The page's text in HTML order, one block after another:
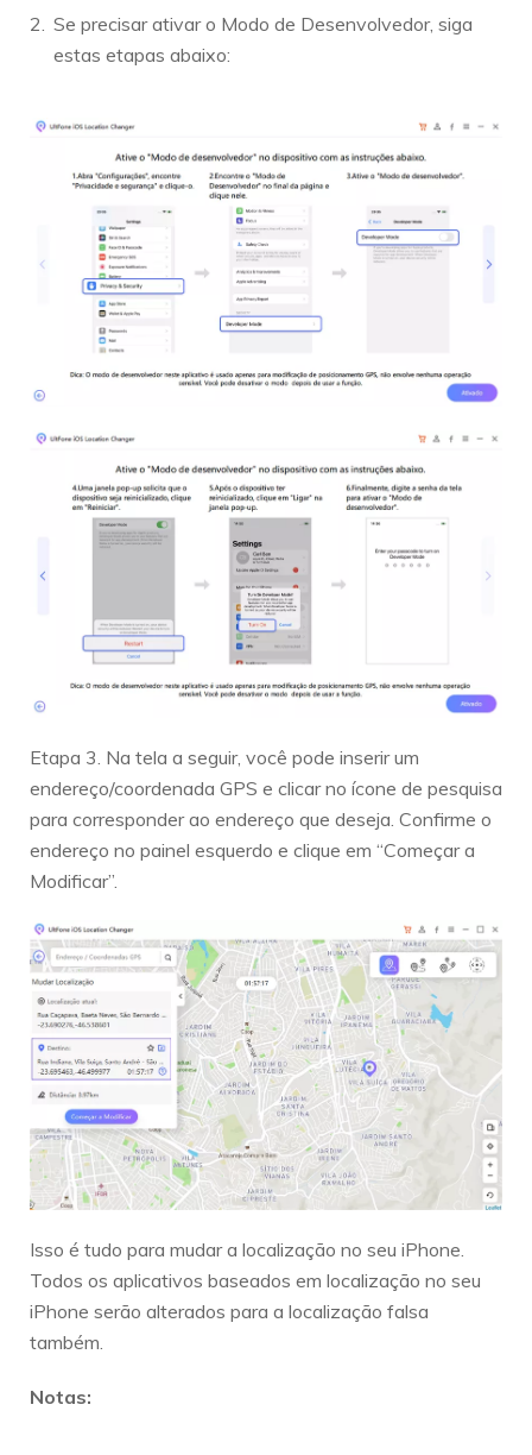
Se precisar ativar o Modo de Desenvolvedor, siga
estas etapas abaixo:
Etapa 3. Na tela a seguir, você pode inserir um
endereço/coordenada GPS e clicar no ícone de pesquisa
para corresponder ao endereço que deseja. Confirme o
endereço no painel esquerdo e clique em “Começar a
Modificar”.
Isso é tudo para mudar a localização no seu iPhone.
Todos os aplicativos baseados em localização no seu
iPhone serão alterados para a localização falsa
também.
Notas: